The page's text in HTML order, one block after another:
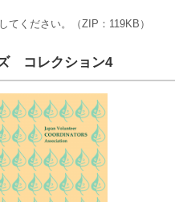
てください。（ZIP：119KB）
コレクション4